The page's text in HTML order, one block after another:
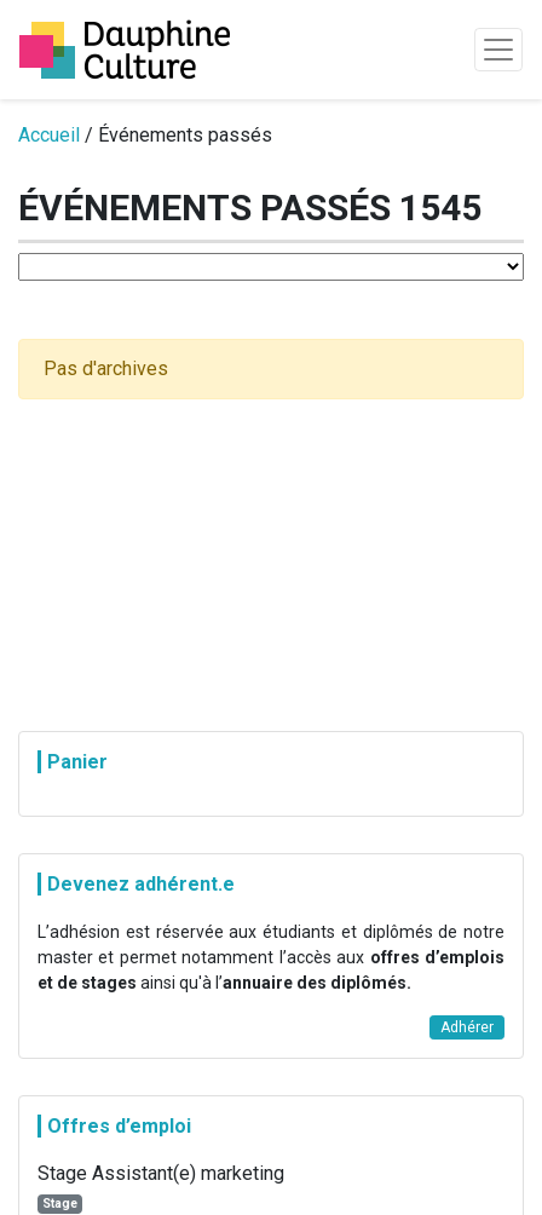
Passer au contenu
Accueil / Événements passés
ÉVÉNEMENTS PASSÉS 1545
Pas d'archives
Panier
Devenez adhérent.e
L’adhésion est réservée aux étudiants et diplômés de notre
master et permet notamment l’accès aux offres d’emplois
et de stages ainsi qu'à l’annuaire des diplômés.
Adhérer
Offres d’emploi
Stage Assistant(e) marketing
Stage